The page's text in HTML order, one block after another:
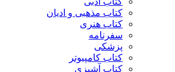
کتاب مذهبی و ادیان
کتاب هنری
سفرنامه
پزشکی
کتاب کامپیوتر
کتاب آشپزی